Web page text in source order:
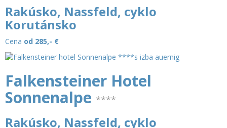
Rakúsko, Nassfeld, cyklo
Korutánsko
Cena od 285,- €
Falkensteiner Hotel
Sonnenalpe ****
Rakúsko, Nassfeld, cyklo